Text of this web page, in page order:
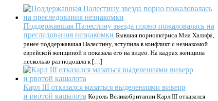
Поддержавшая Палестину звезда порно пожаловалась на
преследования незнакомки Бывшая порноактриса Миа Халифа,
ранее поддержавшая Палестину, вступила в конфликт с незнакомой
еврейской женщиной и показала его на видео. На кадрах женщина
несколько раз подошла к […]
Карл III отказался мазаться выделениями виверр
и рвотой кашалота Король Великобритании Карл III отказался